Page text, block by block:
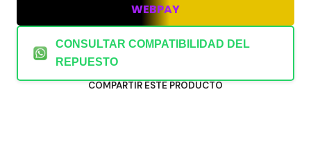
WEBPAY
CONSULTAR COMPATIBILIDAD DEL
REPUESTO
COMPARTIR ESTE PRODUCTO